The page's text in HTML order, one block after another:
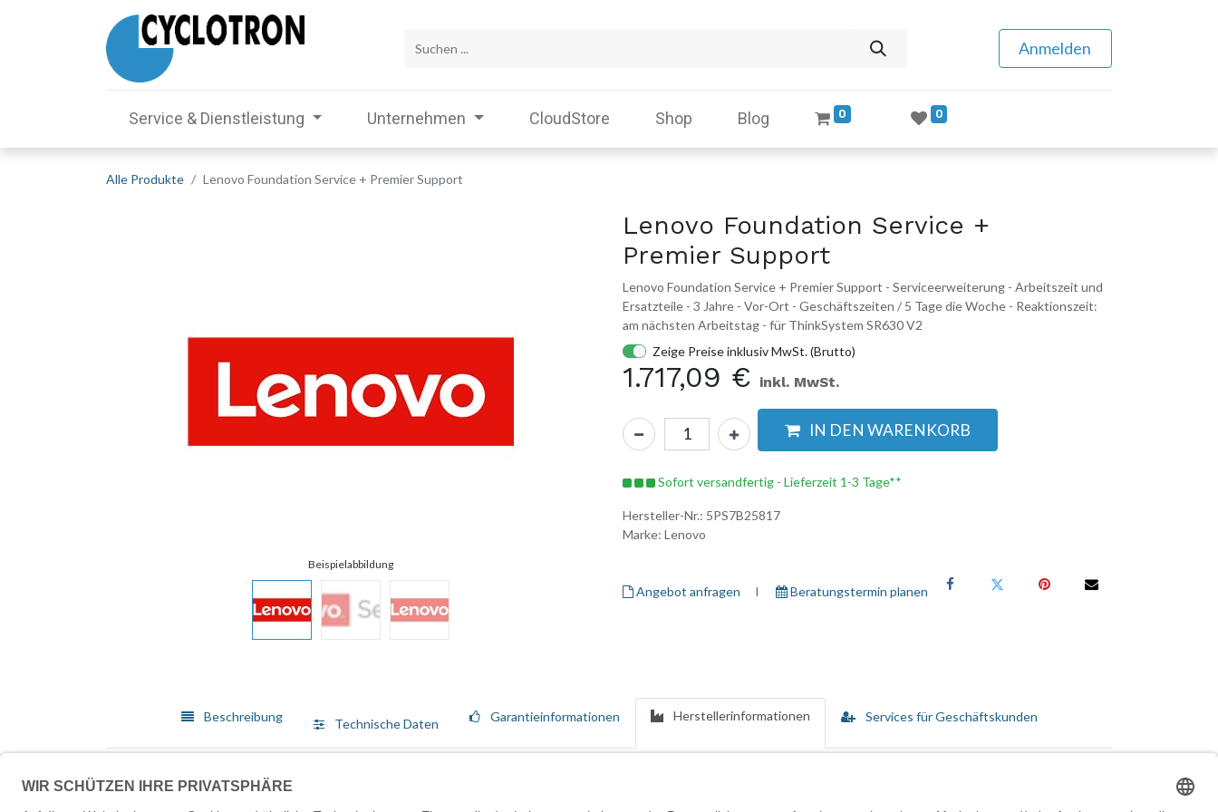
Anmelden
Service & Dienstleistung Unternehmen CloudStore Shop Blog 0 0
Alle Produkte Lenovo Foundation Service + Premier Support
Lenovo Foundation Service +
Premier Support
Lenovo Foundation Service + Premier Support - Serviceerweiterung - Arbeitszeit und
Ersatzteile - 3 Jahre - Vor-Ort - Geschäftszeiten / 5 Tage die Woche - Reaktionszeit:
am nächsten Arbeitstag - für ThinkSystem SR630 V2
Zeige Preise inklusiv MwSt. (Brutto)
1.717,09 € inkl. MwSt.
IN DEN WARENKORB
Sofort versandfertig - Lieferzeit 1-3 Tage**
Hersteller-Nr.: 5PS7B25817
Marke: Lenovo
Angebot anfragen I ​ Beratungstermin planen
Beschreibung Technische Daten Garantieinformationen Herstellerinformationen Services für Geschäftskunden